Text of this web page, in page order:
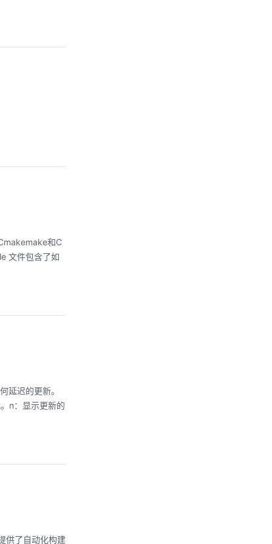
和C
文件包含了如
迟的更新。
n：显示更新的
供了自动化构建